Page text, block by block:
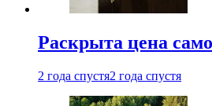
Раскрыта цена
2 года спустя2 года спустя